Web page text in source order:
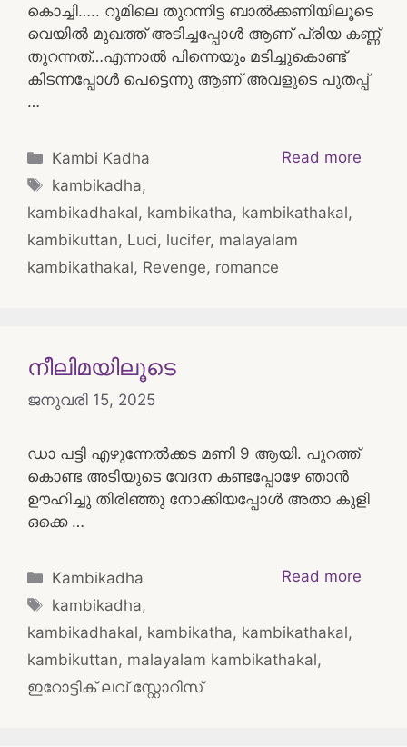
കൊച്ചി….. റൂമിലെ തുറന്നിട്ട ബാൽക്കണിയിലൂടെ
വെയിൽ മുഖത്ത് അടിച്ചപ്പോൾ ആണ് പ്രിയ കണ്ണ്
തുറന്നത്…എന്നാൽ പിന്നെയും മടിച്ചുകൊണ്ട്
കിടന്നപ്പോൾ പെട്ടെന്നു ആണ് അവളുടെ പുതപ്പ്
…
Read more
Categories
Kambi Kadha
Tags
kambikadha,
kambikadhakal, kambikatha, kambikathakal,
kambikuttan, Luci, lucifer, malayalam
kambikathakal, Revenge, romance
നീലിമയിലൂടെ
ജനുവരി 15, 2025
ഡാ പട്ടി എഴുന്നേൽക്കട മണി 9 ആയി. പുറത്ത്
കൊണ്ട അടിയുടെ വേദന കണ്ടപ്പോഴേ ഞാൻ
ഊഹിച്ചു തിരിഞ്ഞു നോക്കിയപ്പോൾ അതാ കുളി
ഒക്കെ …
Read more
Categories
Kambikadha
Tags
kambikadha,
kambikadhakal, kambikatha, kambikathakal,
kambikuttan, malayalam kambikathakal,
ഇറോട്ടിക് ലവ് സ്റ്റോറിസ്